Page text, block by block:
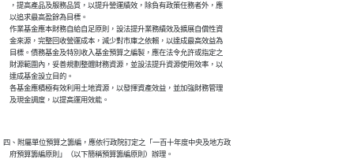
    ，提高產品及服務品質，以提升營運績效，除負有政策任務者外，應
    以追求最高盈餘為目標。
    作業基金應本財務自給自足原則，設法提升業務績效及擴展自償性資
    金來源，完整回收營運成本，減少對市庫之依賴，以達成最高效益為
    目標。債務基金及特別收入基金預算之編製，應在法令允許或指定之
    財源範圍內，妥善規劃整體財務資源，並設法提升資源使用效率，以
    達成基金設立目的。
    各基金應積極有效利用土地資源，以發揮資產效益，並加強財務管理
四、附屬單位預算之籌編，應依行政院訂定之「一百十年度中央及地方政